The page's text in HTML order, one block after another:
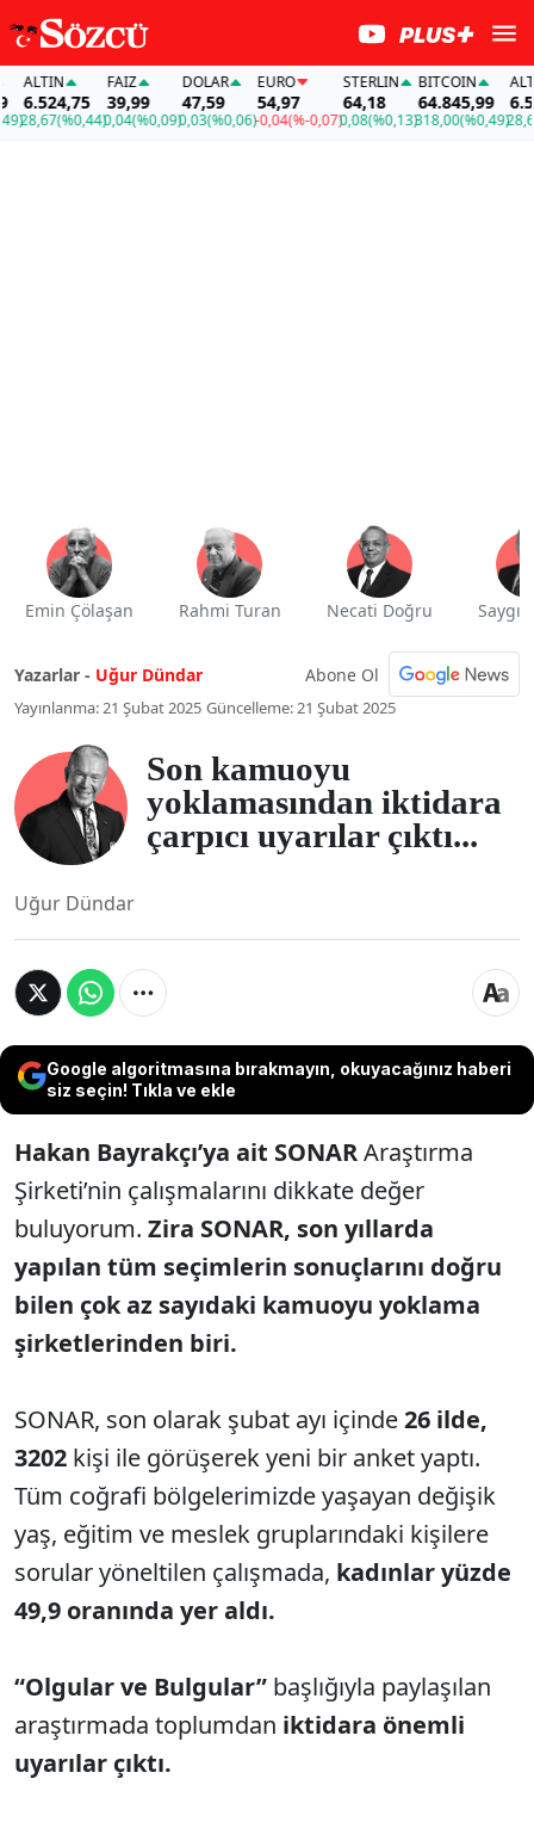
(%0,44)
FAİZ
39,99
0,04(%0,09)
DOLAR
47,59
0,03(%0,06)
EURO
54,97
-0,04(%-0,07)
STERLIN
64,18
0,08(%0,13)
BITCOIN
64.845,99
318,00(%0,49)
ALTIN
28,67
Emin Çölaşan Rahmi Turan Necati Doğru Saygı
Yazarlar - Uğur Dündar Abone Ol
Yayınlanma: 21 Şubat 2025 Güncelleme: 21 Şubat 2025
Son kamuoyu
yoklamasından iktidara
çarpıcı uyarılar çıktı...
Uğur Dündar
Google algoritmasına bırakmayın, okuyacağınız haberi
siz seçin! Tıkla ve ekle
Hakan Bayrakçı’ya ait SONARAraştırma
Şirketi’nin çalışmalarını dikkate değer
buluyorum. Zira SONAR, son yıllarda
yapılan tüm seçimlerin sonuçlarını doğru
bilen çok az sayıdaki kamuoyu yoklama
şirketlerinden biri.
SONAR, son olarak şubat ayı içinde26 ilde,
3202 kişi ile görüşerek yeni bir anket yaptı.
Tüm coğrafi bölgelerimizde yaşayan değişik
yaş, eğitim ve meslek gruplarındaki kişilere
sorular yöneltilen çalışmada, kadınlar yüzde
49,9 oranında yer aldı.
“Olgular ve Bulgular” başlığıyla paylaşılan
araştırmada toplumdan iktidara önemli
uyarılar çıktı.